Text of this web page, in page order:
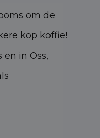
om de
kop koffie!
in Oss,